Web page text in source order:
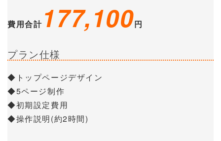
費用合計 177,100円
プラン仕様
◆トップページデザイン
◆5ページ制作
◆初期設定費用
◆操作説明(約2時間)